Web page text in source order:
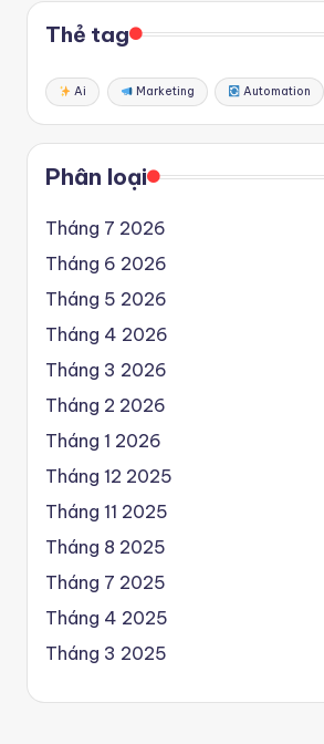
Thẻ tag
Ai Marketing Automation
Phân loại
Tháng 7 2026
Tháng 6 2026
Tháng 5 2026
Tháng 4 2026
Tháng 3 2026
Tháng 2 2026
Tháng 1 2026
Tháng 12 2025
Tháng 11 2025
Tháng 8 2025
Tháng 7 2025
Tháng 4 2025
Tháng 3 2025